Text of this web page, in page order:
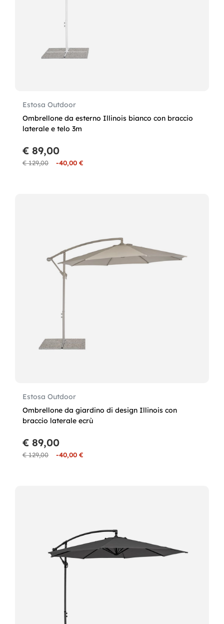
Estosa Outdoor
Ombrellone da esterno Illinois bianco con braccio
laterale e telo 3m
€ 129,00 -40,00 €
€ 89,00
Estosa Outdoor
Ombrellone da giardino di design Illinois con
braccio laterale ecrù
€ 129,00 -40,00 €
€ 89,00